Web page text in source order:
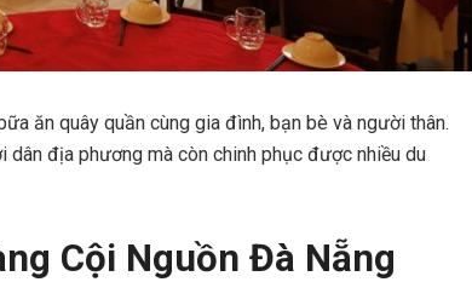
ăn quây quần cùng gia đình, bạn bè và người thân.
dân địa phương mà còn chinh phục được nhiều du
Cội Nguồn Đà Nẵng